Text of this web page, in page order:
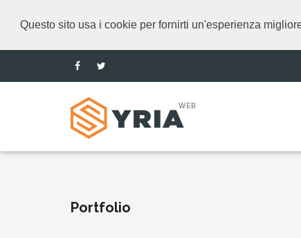
Questo sito usa i cookie per fornirti un'esperienza
Portfolio